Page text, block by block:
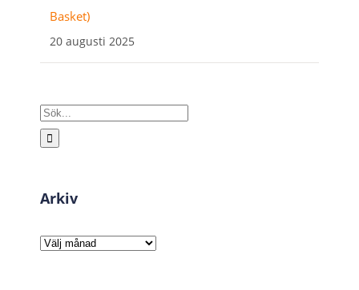
Basket)
20 augusti 2025
Sök
efter:
Arkiv
Arkiv